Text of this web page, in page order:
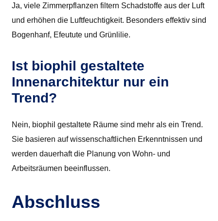
Ja, viele Zimmerpflanzen filtern Schadstoffe aus der Luft
und erhöhen die Luftfeuchtigkeit. Besonders effektiv sind
Bogenhanf, Efeutute und Grünlilie.
Ist biophil gestaltete
Innenarchitektur nur ein
Trend?
Nein, biophil gestaltete Räume sind mehr als ein Trend.
Sie basieren auf wissenschaftlichen Erkenntnissen und
werden dauerhaft die Planung von Wohn- und
Arbeitsräumen beeinflussen.
Abschluss